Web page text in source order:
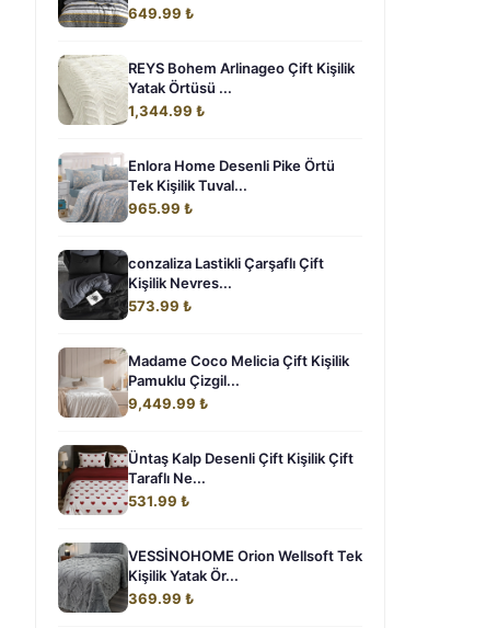
649.99 ₺
REYS Bohem Arlinageo Çift Kişilik
Yatak Örtüsü ...
1,344.99 ₺
Enlora Home Desenli Pike Örtü
Tek Kişilik Tuval...
965.99 ₺
conzaliza Lastikli Çarşaflı Çift
Kişilik Nevres...
573.99 ₺
Madame Coco Melicia Çift Kişilik
Pamuklu Çizgil...
9,449.99 ₺
Üntaş Kalp Desenli Çift Kişilik Çift
Taraflı Ne...
531.99 ₺
VESSİNOHOME Orion Wellsoft Tek
Kişilik Yatak Ör...
369.99 ₺